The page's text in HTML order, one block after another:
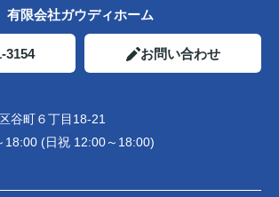
有限会社ガウディホーム
3154 お問い合わせ
谷町６丁目18-21
18:00 (日祝 12:00～18:00)